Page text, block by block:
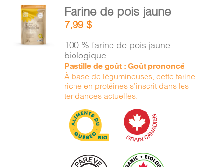
AJOUTER
AU
PANIER
/
Farine de pois jaune
7,99$
100 % farine de pois jaune
biologique
Pastille de goût : Goût prononcé
À base de légumineuses, cette farine
riche en protéines s’inscrit dans les
tendances actuelles.